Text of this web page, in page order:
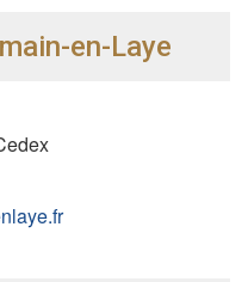
en-Laye